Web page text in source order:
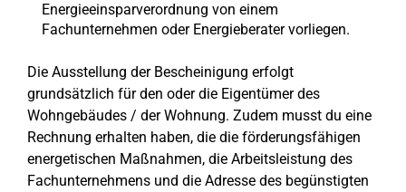
Energieeinsparverordnung von einem
Fachunternehmen oder Energieberater vorliegen.
Die Ausstellung der Bescheinigung erfolgt
grundsätzlich für den oder die Eigentümer des
Wohngebäudes / der Wohnung. Zudem musst du eine
Rechnung erhalten haben, die die förderungsfähigen
energetischen Maßnahmen, die Arbeitsleistung des
Fachunternehmens und die Adresse des begünstigten